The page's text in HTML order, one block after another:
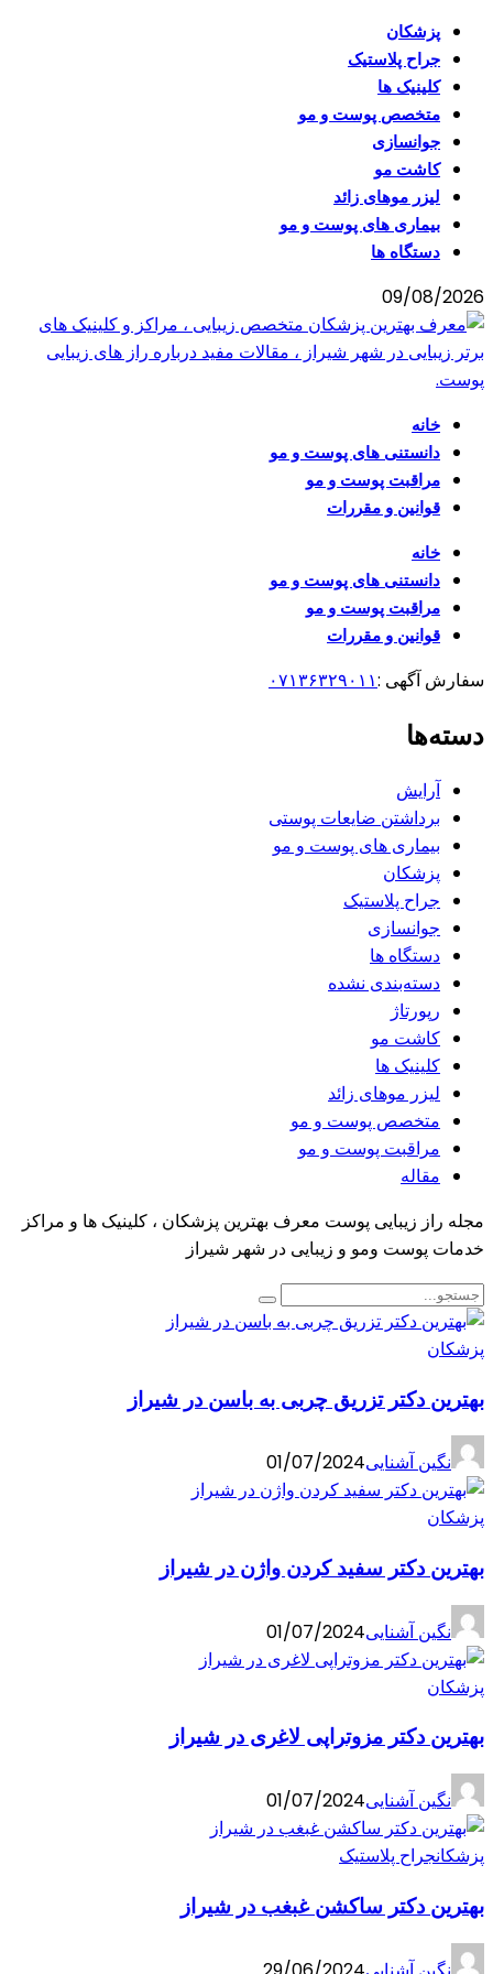
پزشکان
جراح پلاستیک
کلینیک ها
متخصص پوست و مو
جوانسازی
کاشت مو
لیزر موهای زائد
بیماری های پوست و مو
دستگاه ها
09/08/2026
خانه
دانستنی های پوست و مو
مراقبت پوست و مو
قوانین و مقررات
خانه
دانستنی های پوست و مو
مراقبت پوست و مو
قوانین و مقررات
سفارش آگهی :۰۷۱۳۶۳۲۹۰۱۱
دسته‌ها
آرایش
برداشتن ضایعات پوستی
بیماری های پوست و مو
پزشکان
جراح پلاستیک
جوانسازی
دستگاه ها
دسته‌بندی نشده
رپورتاژ
کاشت مو
کلینیک ها
لیزر موهای زائد
متخصص پوست و مو
مراقبت پوست و مو
مقاله
مجله راز زیبایی پوست معرف بهترین پزشکان ، کلینیک ها و مراکز
خدمات پوست ومو و زیبایی در شهر شیراز
پزشکان
بهترین دکتر تزریق چربی به باسن در شیراز
نگین آشنایی01/07/2024
پزشکان
بهترین دکتر سفید کردن واژن در شیراز
نگین آشنایی01/07/2024
پزشکان
بهترین دکتر مزوتراپی لاغری در شیراز
نگین آشنایی01/07/2024
پزشکانجراح پلاستیک
بهترین دکتر ساکشن غبغب در شیراز